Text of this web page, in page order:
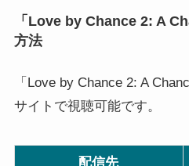
「Love by Chance 2: A
方法
「Love by Chance 2: A
サイトで視聴可能です。
配信先